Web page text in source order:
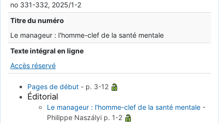
no 331-332, 2025/1-2
Titre du numéro
Le manageur : l'homme-clef de la santé mentale
Texte intégral en ligne
Accès réservé
Pages de début - p. 3-12
Éditorial
Le manageur : l'homme-clef de la santé mentale -
Philippe Naszályi p. 1-2